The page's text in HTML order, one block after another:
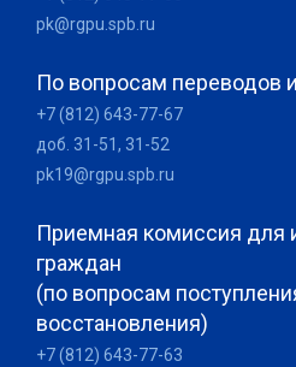
pk@rgpu.spb.ru
По вопросам переводов
+7 (812) 643-77-67
доб. 31-51, 31-52
pk19@rgpu.spb.ru
Приемная комиссия для
граждан
(по вопросам
восстановления)
+7 (812) 643-77-63